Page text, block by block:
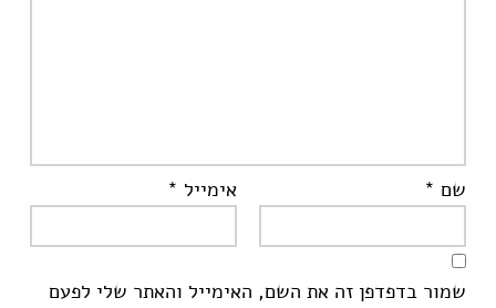
שם * אימייל *
שמור בדפדפן זה את השם, האימייל והאתר שלי לפעם